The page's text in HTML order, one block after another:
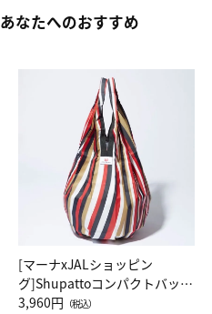
あなたへのおすすめ
[マーナxJALショッピン
グ]Shupattoコンパクトバッグ
Drop JAL客室乗務員（LC）ス
3,960円 （税込）